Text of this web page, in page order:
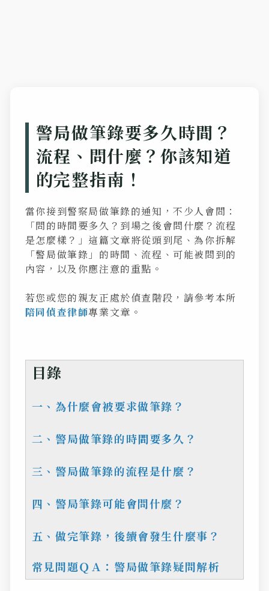
警局做筆錄要多久時間？
流程、問什麼？你該知道
的完整指南！
當你接到警察局做筆錄的通知，不少人會問：
「問的時間要多久？到場之後會問什麼？流程
是怎麼樣？」這篇文章將從頭到尾、為你拆解
「警局做筆錄」的時間、流程、可能被問到的
內容，以及你應注意的重點。
若您或您的親友正處於偵查階段，請參考本所
陪同偵查律師專業文章。
目錄
一、為什麼會被要求做筆錄？
二、警局做筆錄的時間要多久？
三、警局做筆錄的流程是什麼？
四、警局筆錄可能會問什麼？
五、做完筆錄，後續會發生什麼事？
常見問題ＱＡ：警局做筆錄疑問解析